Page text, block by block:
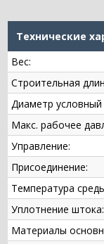
Технические
Вес:
Строительная
Диаметр условный
Макс. рабочее
Управление:
Присоединение:
Температура
Уплотнение штока:
Материалы